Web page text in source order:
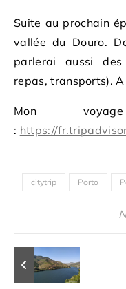
Suite au prochain
vallée du Douro.
parlerai aussi
repas, transports).
Mon
: https://
citytrip Porto